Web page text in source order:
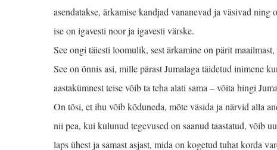
asendatakse, ärkamise kand­jad vananevad ja väsivad
ise on igavesti noor ja igavesti värske.
See ongi täiesti loomulik, sest ärkamine on pärit
See on õnnis asi, mille pärast Jumalaga täidetud inimene
aastakümnest teise võib ta teha alati sama ‒ võita hingi
On tõsi, et ihu võib kõduneda, mõte väsida ja närvid alla
nii pea, kui kulunud tegevused on saanud taastatud, võib
laps ühest ja samast asjast, mida on kogetud tuhat korda